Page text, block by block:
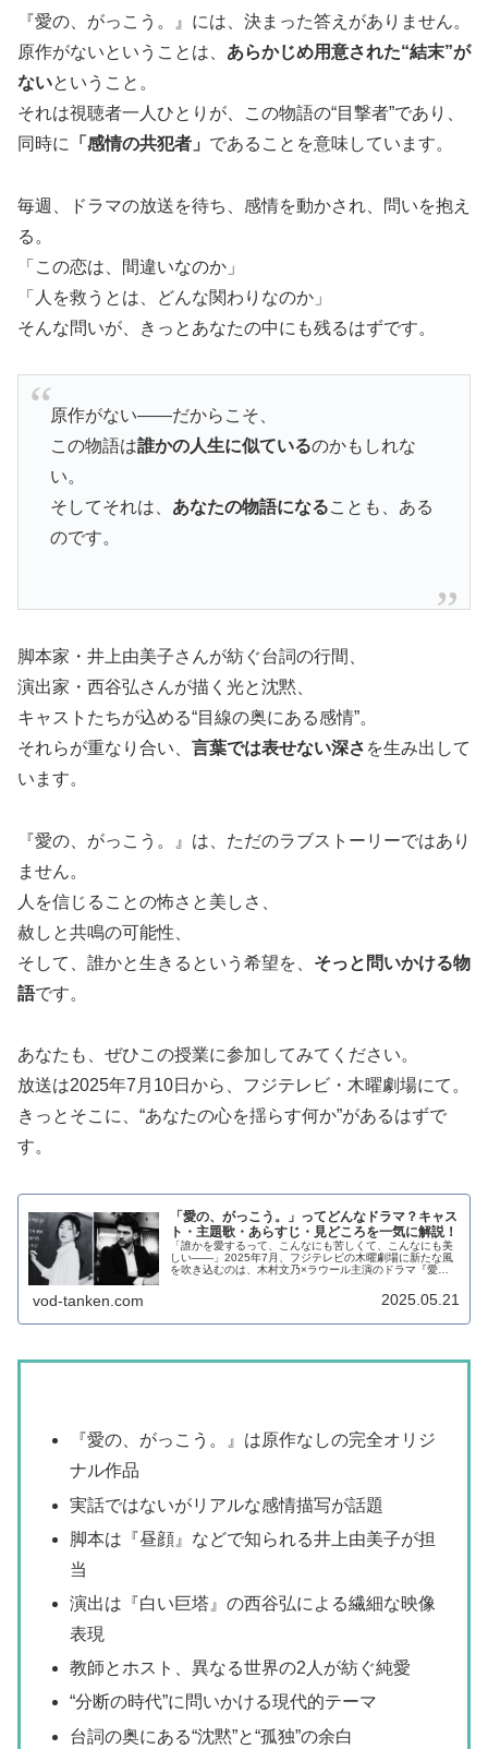
『愛の、がっこう。』には、決まった答えがありません。
原作がないということは、 あらかじめ用意された“結末”が
ないということ。
それは視聴者一人ひとりが、この物語の“目撃者”であり、
同時に
「感情の共犯者」 であることを意味しています。
毎週、ドラマの放送を待ち、感情を動かされ、問いを抱え
る。
「この恋は、間違いなのか」
「人を救うとは、どんな関わりなのか」
そんな問いが、きっとあなたの中にも残るはずです。
原作がない——だからこそ、
この物語は誰かの人生に似ているのかもしれな
い。
そしてそれは、 あなたの物語になることも、ある
のです。
脚本家・井上由美子さんが紡ぐ台詞の行間、
演出家・西谷弘さんが描く光と沈黙、
キャストたちが込める“目線の奥にある感情”。
それらが重なり合い、 言葉では表せない深さ を生み出して
います。
『愛の、がっこう。』は、ただのラブストーリーではあり
ません。
人を信じることの怖さと美しさ、
赦しと共鳴の可能性、
そして、誰かと生きるという希望を、 そっと問いかける物
語です。
あなたも、ぜひこの授業に参加してみてください。
放送は2025年7月10日から、フジテレビ・木曜劇場にて。
きっとそこに、“あなたの心を揺らす何か”があるはずで
す。
「愛の、がっこう。」ってどんなドラマ？キャス
ト・主題歌・あらすじ・見どころを一気に解説！
「誰かを愛するって、こんなにも苦しくて、こんなにも美
しい——」2025年7月、フジテレビの木曜劇場に新たな風
を吹き込むのは、木村文乃×ラウール主演のドラマ『愛
vod-tanken.com 2025.05.21
『愛の、がっこう。』は原作なしの完全オリジ
ナル作品
実話ではないがリアルな感情描写が話題
脚本は『昼顔』などで知られる井上由美子が担
当
演出は『白い巨塔』の西谷弘による繊細な映像
表現
教師とホスト、異なる世界の2人が紡ぐ純愛
“分断の時代”に問いかける現代的テーマ
台詞の奥にある“沈黙”と“孤独”の余白